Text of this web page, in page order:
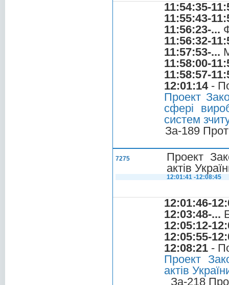
11:54:35-
11:55:43-
11:56:23-...
11:56:32-
11:57:53-...
11:58:00-
11:58:57-
12:01:14-
Проект
сфері
систем
За-189
7275
Проект
актів
12:01:41 -12:08:45
12:01:46-
12:03:48-...
12:05:12-
12:05:55-
12:08:21 -
Проект
актів
За-218